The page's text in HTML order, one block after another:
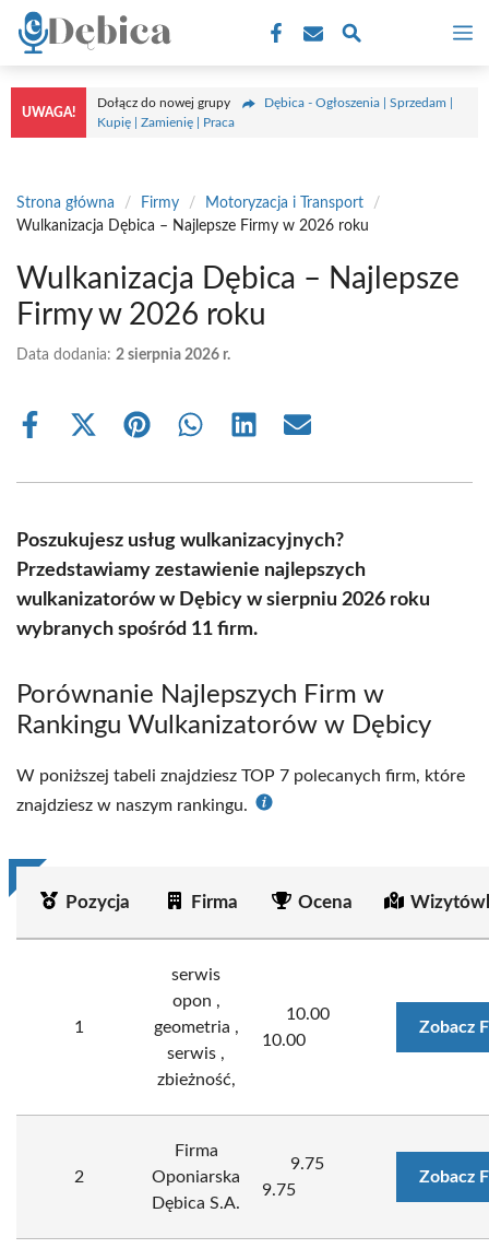
Przejdź
treści
UWAGA!
Dołącz do nowej grupy
Dębica - Ogłoszenia | Sprzedam |
Kupię | Zamienię | Praca
Strona główna / Firmy / Motoryzacja i Transport
/
Wulkanizacja Dębica – Najlepsze Firmy w 2026 roku
Wulkanizacja Dębica – Najlepsze
Firmy w 2026 roku
Data dodania: 2 sierpnia 2026 r.
Share
Share
(Twitter)
Share Share Share Share
Poszukujesz usług wulkanizacyjnych?
Przedstawiamy zestawienie najlepszych
wulkanizatorów w Dębicy w sierpniu 2026 roku
wybranych spośród 11 firm.
Porównanie Najlepszych Firm w
Rankingu Wulkanizatorów w Dębicy
W poniższej tabeli znajdziesz TOP 7 polecanych firm, które
znajdziesz w naszym rankingu.
Pozycja Firma Ocena
1
serwis
opon ,
geometria ,
serwis ,
zbieżność,
10.00
10.00
Zobacz
2
Firma
Oponiarska
Dębica S.A.
9.75
9.75
Zobacz